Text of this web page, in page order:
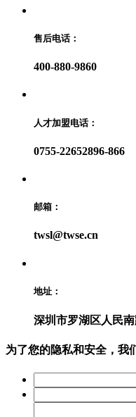
售后电话：
400-880-9860
人才加盟电话：
0755-22652896-866
邮箱：
twsl@twse.cn
地址：
深圳市罗湖区人民
为了您的隐私和安全，我